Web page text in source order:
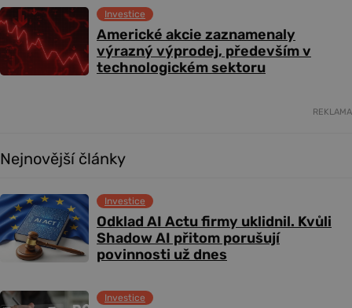
Americké akcie zaznamenaly
výrazný výprodej, především v
technologickém sektoru
Investice
REKLAMA
Nejnovější články
Odklad AI Actu firmy uklidnil. Kvůli
Shadow AI přitom porušují
povinnosti už dnes
Investice
Investice